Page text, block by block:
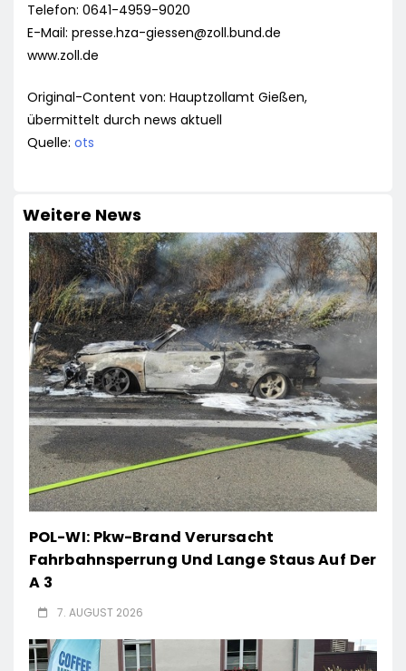
Telefon: 0641-4959-9020
E-Mail: presse.hza-giessen@zoll.bund.de
www.zoll.de
Original-Content von: Hauptzollamt Gießen,
übermittelt durch news aktuell
Quelle: ots
Weitere News
POL-WI: Pkw-Brand Verursacht
Fahrbahnsperrung Und Lange Staus Auf Der
A 3
7. AUGUST 2026